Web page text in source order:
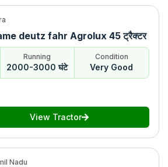
deutz fahr Agrolux 45 ट्रैक्टर
Running
2000-3000 घंटे
Condition
Very Good
View Tractor
Nadu